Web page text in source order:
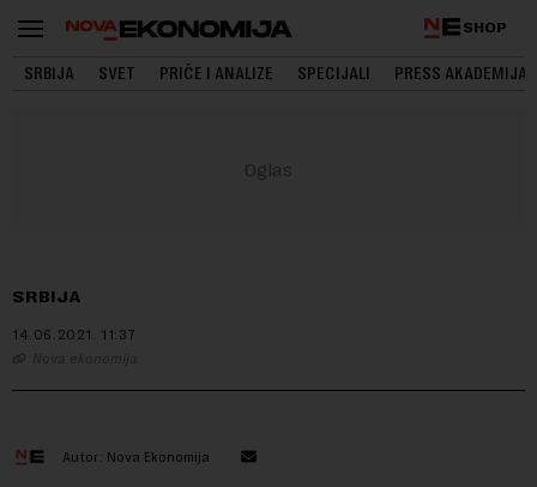
SHOP
SRBIJA SVET PRIČE I ANALIZE SPECIJALI PRESS AKADEMIJA
SRBIJA
14.06.2021. 11:37
Nova ekonomija
Autor: Nova Ekonomija